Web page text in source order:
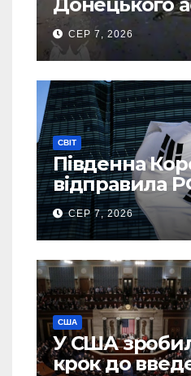
спалив
запуску
СЕР 7, 2026
СВІТ
Південна
відправила
тонн
СЕР 7, 2026
США
У США
крок до